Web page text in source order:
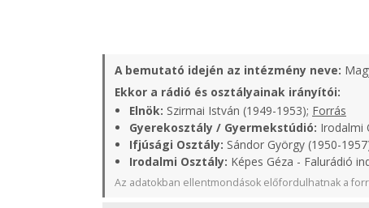
A bemutató idején az intézmény neve:
Ekkor a rádió és osztályainak irányítói:
Elnök: Szirmai István (1949-1953); Forrás
Gyerekosztály / Gyermekstúdió: Irodalmi
Ifjúsági Osztály: Sándor György (1950-
Irodalmi Osztály: Képes Géza - Falurádió
Az adatokban ellentmondások előfordulhatnak a